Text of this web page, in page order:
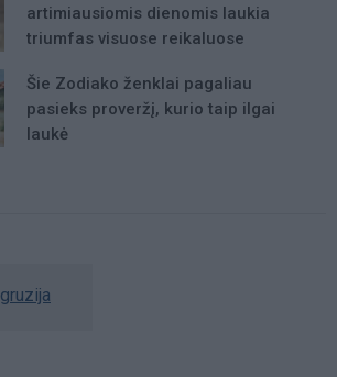
artimiausiomis dienomis laukia
triumfas visuose reikaluose
Šie Zodiako ženklai pagaliau
pasieks proveržį, kurio taip ilgai
laukė
gruzija